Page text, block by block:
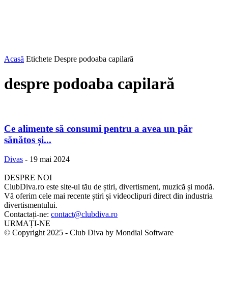
Acasă Etichete Despre podoaba capilară
despre podoaba capilară
Ce alimente să consumi pentru a avea un păr
sănătos și...
Divas - 19 mai 2024
DESPRE NOI
ClubDiva.ro este site-ul tău de știri, divertisment, muzică și modă.
Vă oferim cele mai recente știri și videoclipuri direct din industria
divertismentului.
Contactați-ne: contact@clubdiva.ro
URMAȚI-NE
© Copyright 2025 - Club Diva by Mondial Software